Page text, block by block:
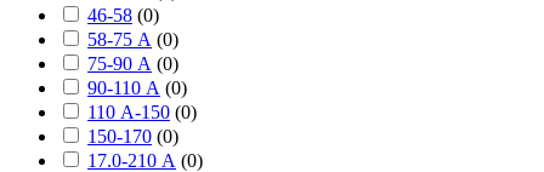
46-58 (0)
58-75 А (0)
75-90 А (0)
90-110 А (0)
110 А-150 (0)
150-170 (0)
17.0-210 А (0)